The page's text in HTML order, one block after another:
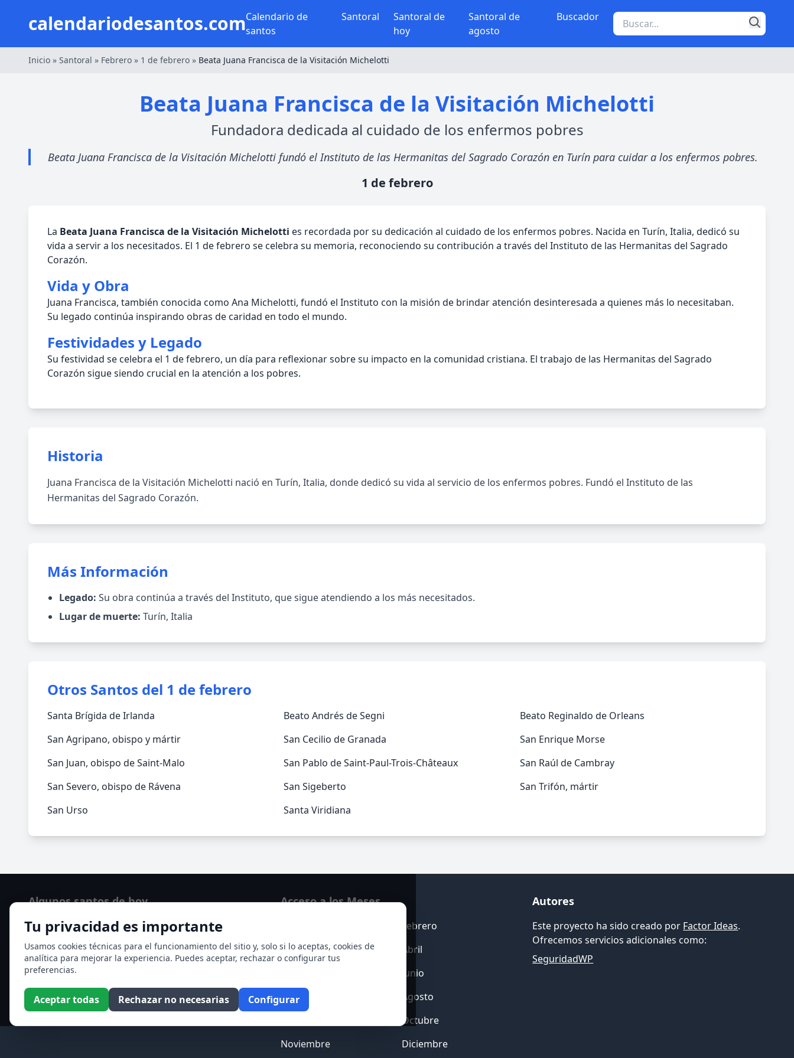
calendariodesantos.comCalendario de
santos
Santoral
Santoral de
hoy
Santoral de
agosto
Buscador
Inicio » Santoral » Febrero » 1 de febrero » Beata Juana Francisca de la Visitación Michelotti
Beata Juana Francisca de la Visitación Michelotti
Fundadora dedicada al cuidado de los enfermos pobres
Beata Juana Francisca de la Visitación Michelotti fundó el Instituto de las Hermanitas del Sagrado Corazón en Turín para cuidar a los enfermos pobres.
1 de febrero
La Beata Juana Francisca de la Visitación Michelotti es recordada por su dedicación al cuidado de los enfermos pobres. Nacida en Turín, Italia, dedicó su
vida a servir a los necesitados. El 1 de febrero se celebra su memoria, reconociendo su contribución a través del Instituto de las Hermanitas del Sagrado
Corazón.
Vida y Obra
Juana Francisca, también conocida como Ana Michelotti, fundó el Instituto con la misión de brindar atención desinteresada a quienes más lo necesitaban.
Su legado continúa inspirando obras de caridad en todo el mundo.
Festividades y Legado
Su festividad se celebra el 1 de febrero, un día para reflexionar sobre su impacto en la comunidad cristiana. El trabajo de las Hermanitas del Sagrado
Corazón sigue siendo crucial en la atención a los pobres.
Historia
Juana Francisca de la Visitación Michelotti nació en Turín, Italia, donde dedicó su vida al servicio de los enfermos pobres. Fundó el Instituto de las
Hermanitas del Sagrado Corazón.
Más Información
Legado: Su obra continúa a través del Instituto, que sigue atendiendo a los más necesitados.
Lugar de muerte: Turín, Italia
Otros Santos del 1 de febrero
Santa Brígida de Irlanda Beato Andrés de Segni
Beato Reginaldo de Orleans
San Agripano, obispo y mártir
San Cecilio de Granada
San Enrique Morse
San Juan, obispo de Saint-Malo
San Pablo de Saint-Paul-Trois-Châteaux
San Raúl de Cambray
San Severo, obispo de Rávena
San Sigeberto
San Trifón, mártir
San Urso
Santa Viridiana
Tu privacidad es importante
Usamos cookies técnicas para el funcionamiento del sitio y, solo si lo aceptas, cookies de
analítica para mejorar la experiencia. Puedes aceptar, rechazar o configurar tus
preferencias.
Aceptar todas Rechazar no necesarias Configurar
Algunos santos de hoy
San Hormisda papa
Ver todos los santos de hoy
Acceso a los Meses
Febrero
Marzo
Abril
Junio
Julio
Agosto
Octubre
Noviembre
Diciembre
Autores
Este proyecto ha sido creado por Factor Ideas.
Ofrecemos servicios adicionales como:
SeguridadWP